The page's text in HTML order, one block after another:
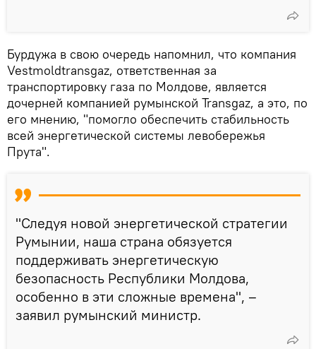
Бурдужа в свою очередь напомнил, что компания
Vestmoldtransgaz, ответственная за
транспортировку газа по Молдове, является
дочерней компанией румынской Transgaz, а это, по
его мнению, "помогло обеспечить стабильность
всей энергетической системы левобережья
Прута".
"Следуя новой энергетической стратегии
Румынии, наша страна обязуется
поддерживать энергетическую
безопасность Республики Молдова,
особенно в эти сложные времена", –
заявил румынский министр.